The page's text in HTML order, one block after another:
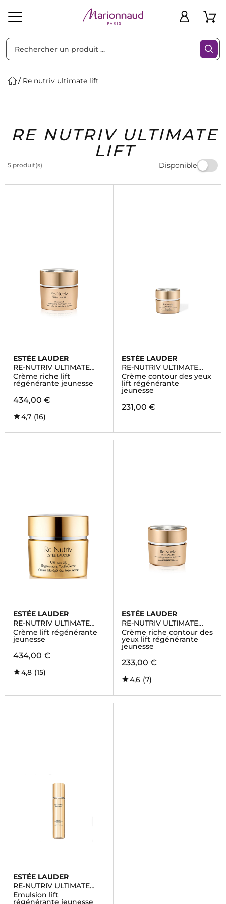
Solaire Homme Marques Idées
Cadeaux
Bons
Plans
Re nutriv ultimate lift
RE NUTRIV ULTIMATE
LIFT
5 produit(s) Disponible
Filtres
ESTÉE LAUDER
RE-NUTRIV ULTIMATE
LIFT REGENERATING
YOUTH
Crème riche lift
régénérante jeunesse
434,00 €
4,7 (16)
ESTÉE LAUDER
RE-NUTRIV ULTIMATE
LIFT
Crème contour des yeux
lift régénérante
jeunesse
231,00 €
ESTÉE LAUDER
RE-NUTRIV ULTIMATE
LIFT
Crème lift régénérante
jeunesse
434,00 €
4,8 (15)
ESTÉE LAUDER
RE-NUTRIV ULTIMATE
LIFT REGENERATING
YOUTH
Crème riche contour des
yeux lift régénérante
jeunesse
233,00 €
4,6 (7)
ESTÉE LAUDER
RE-NUTRIV ULTIMATE
LIFT
Emulsion lift
régénérante jeunesse